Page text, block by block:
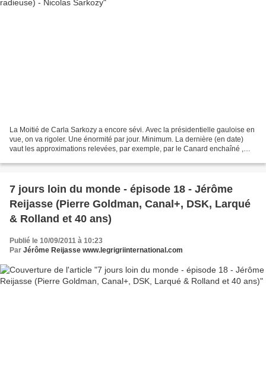
La Moitié de Carla Sarkozy a encore sévi. Avec la présidentielle gauloise en
vue, on va rigoler. Une énormité par jour. Minimum. La dernière (en date)
vaut les approximations relevées, par exemple, par le Canard enchaîné ,
7 jours loin du monde - épisode 18 - Jérôme
Reijasse (Pierre Goldman, Canal+, DSK, Larqué
& Rolland et 40 ans)
Publié le 10/09/2011 à 10:23
Par Jérôme Reijasse www.legrigriinternational.com